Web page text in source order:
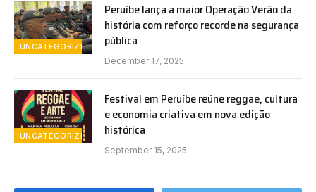
UNCATEGORIZED
Peruíbe lança a maior Operação Verão da
história com reforço recorde na segurança
pública
December 17, 2025
UNCATEGORIZED
Festival em Peruíbe reúne reggae, cultura
e economia criativa em nova edição
histórica
September 15, 2025